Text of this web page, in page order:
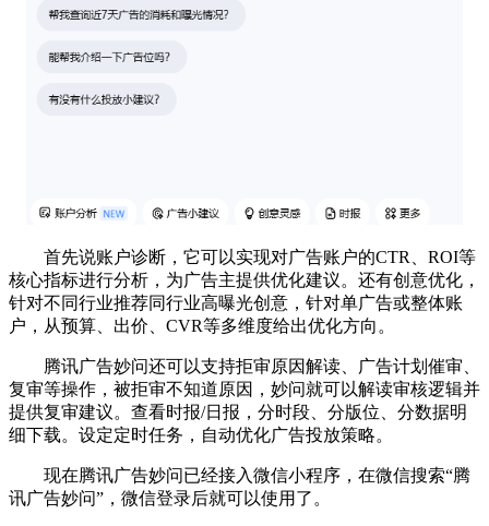
首先说账户诊断，它可以实现对广告账户的CTR、ROI等
核心指标进行分析，为广告主提供优化建议。还有创意优化，
针对不同行业推荐同行业高曝光创意，针对单广告或整体账
户，从预算、出价、CVR等多维度给出优化方向。
腾讯广告妙问还可以支持拒审原因解读、广告计划催审、
复审等操作，被拒审不知道原因，妙问就可以解读审核逻辑并
提供复审建议。查看时报/日报，分时段、分版位、分数据明
细下载。设定定时任务，自动优化广告投放策略。
现在腾讯广告妙问已经接入微信小程序，在微信搜索“腾
讯广告妙问”，微信登录后就可以使用了。